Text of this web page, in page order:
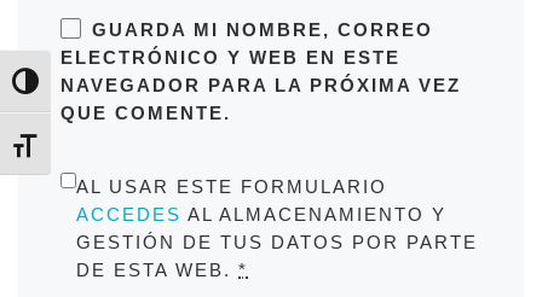
Alternar alto contraste
Alternar tamaño de letra
GUARDA MI NOMBRE, CORREO
ELECTRÓNICO Y WEB EN ESTE
NAVEGADOR PARA LA PRÓXIMA VEZ
QUE COMENTE.
AL USAR ESTE FORMULARIO
ACCEDES AL ALMACENAMIENTO Y
GESTIÓN DE TUS DATOS POR PARTE
DE ESTA WEB. *